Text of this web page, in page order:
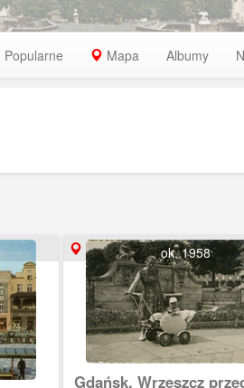
Popularne Mapa Albumy
ok. 1958
Gdańsk, Wrzeszcz